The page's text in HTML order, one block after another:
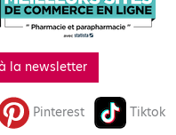
la newsletter
Pinterest Tiktok